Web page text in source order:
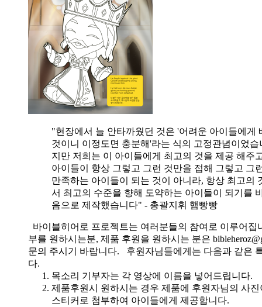
"현장에서 늘 안타까웠던 것은 '어려운 아이들에게
것이니 이정도면 충분해'라는 식의 고정관념이었습
지만 저희는 이 아이들에게 최고의 것을 제공 해주
아이들이 항상 그렇고 그런 것만을 접해 그렇고 그
만족하는 아이들이 되는 것이 아니라, 항상 최고의
서 최고의 수준을 향해 도약하는 아이들이 되기를
음으로 제작했습니다" - 총괄지휘 햄빵빵
바이블히어로 프로젝트는 여러분들의 참여로 이루어집
부를 원하시는분, 제품 후원을 원하시는 분은
문의 주시기 바랍니다. 후원자님들에게는 다음과 같은
다.
목소리 기부자는 각 영상에 이름을 넣어드립니다.
제품후원시 원하시는 경우 제품에 후원자님의 사
스티커로 첨부하여 아이들에게 제공합니다.